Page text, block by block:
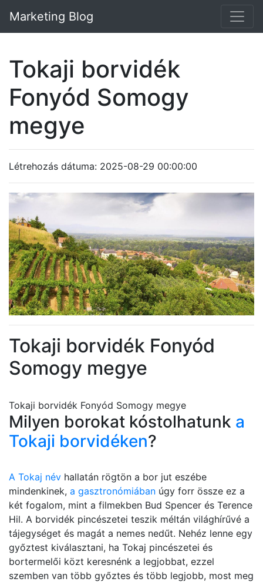
Marketing Blog
Tokaji borvidék
Fonyód Somogy
megye
Létrehozás dátuma: 2025-08-29 00:00:00
Tokaji borvidék Fonyód
Somogy megye
Tokaji borvidék Fonyód Somogy megye
Milyen borokat kóstolhatunk a
Tokaji borvidéken?
A Tokaj név hallatán rögtön a bor jut eszébe
mindenkinek, a gasztronómiában úgy forr össze ez a
két fogalom, mint a filmekben Bud Spencer és Terence
Hil. A borvidék pincészetei teszik méltán világhírűvé a
tájegységet és magát a nemes nedűt. Nehéz lenne egy
győztest kiválasztani, ha Tokaj pincészetei és
bortermelői közt keresnénk a legjobbat, ezzel
szemben van több győztes és több legjobb, most meg